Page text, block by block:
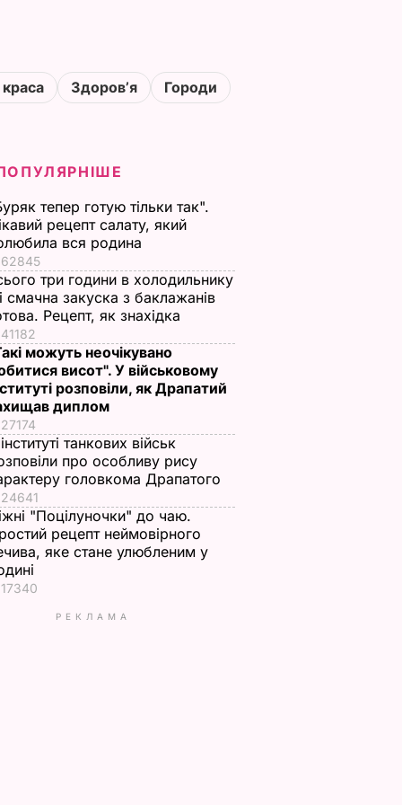
Здоровʼя Городи
тепер готую тільки так".
рецепт салату, який
вся родина
62845
три години в холодильнику
смачна закуска з баклажанів
Рецепт, як знахідка
41182
можуть неочікувано
висот". У військовому
розповіли, як Драпатий
диплом
27174
танкових військ
про особливу рису
головкома Драпатого
24641
"Поцілуночки" до чаю.
рецепт неймовірного
яке стане улюбленим у
17340
РЕКЛАМА